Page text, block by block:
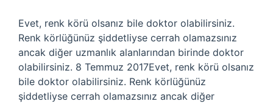
Evet, renk körü olsanız bile doktor olabilirsiniz.
Renk körlüğünüz şiddetliyse cerrah olamazsınız
ancak diğer uzmanlık alanlarından birinde doktor
olabilirsiniz. 8 Temmuz 2017Evet, renk körü olsanız
bile doktor olabilirsiniz. Renk körlüğünüz
şiddetliyse cerrah olamazsınız ancak diğer